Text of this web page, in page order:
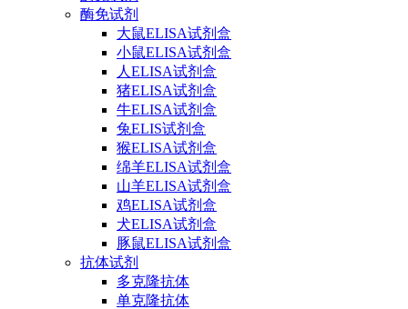
酶免试剂
大鼠ELISA试剂盒
小鼠ELISA试剂盒
人ELISA试剂盒
猪ELISA试剂盒
牛ELISA试剂盒
兔ELIS试剂盒
猴ELISA试剂盒
绵羊ELISA试剂盒
山羊ELISA试剂盒
鸡ELISA试剂盒
犬ELISA试剂盒
豚鼠ELISA试剂盒
抗体试剂
多克隆抗体
单克隆抗体